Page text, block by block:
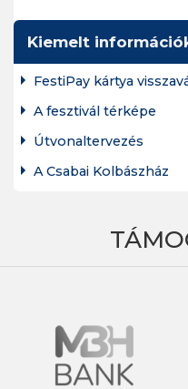
Kiemelt
FestiPay kártya
A fesztivál térképe
Útvonaltervezés
A Csabai Kolbászház